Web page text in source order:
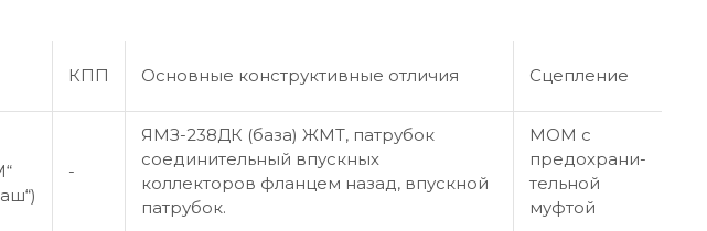
КПП Основные конструктивные отличия Сцепление
-
ЯМЗ-238ДК (база) ЖМТ, патрубок
соединительный впускных
коллекторов фланцем назад, впускной
патрубок.
МОМ с
предохрани-
тельной
муфтой